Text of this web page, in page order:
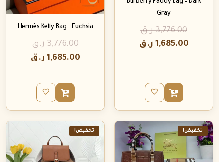
Burberry Paddy Bag – Dark
Gray
3,776.00 ر.ق
1,685.00 ر.ق
Hermès Kelly Bag – Fuchsia
3,776.00 ر.ق
1,685.00 ر.ق
تخفيض! تخفيض!